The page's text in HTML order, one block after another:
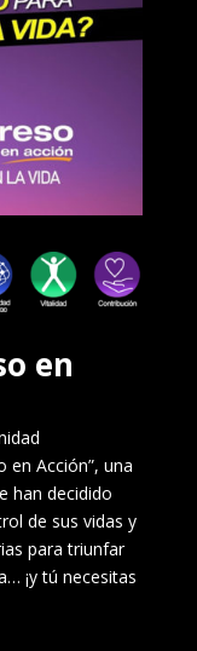
en
en Acción”, una
han decidido
de sus vidas y
para triunfar
¡y tú necesitas